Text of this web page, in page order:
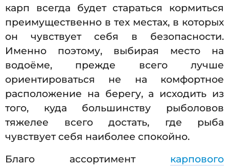
карп всегда будет стараться кормиться
преимущественно в тех местах, в которых
он чувствует себя в безопасности.
Именно поэтому, выбирая место на
водоёме, прежде всего лучше
ориентироваться не на комфортное
расположение на берегу, а исходить из
того, куда большинству рыболовов
тяжелее всего достать, где рыба
чувствует себя наиболее спокойно.
Благо ассортимент карпового